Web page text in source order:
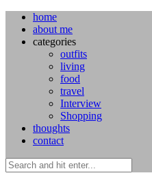
home
about me
categories
outfits
living
food
travel
Interview
Shopping
thoughts
contact